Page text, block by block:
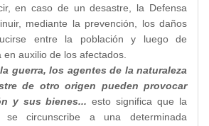
en caso de un desastre, la Defensa
mediante la prevención, los daños
entre la población y luego de
en auxilio de los afectados.
guerra, los agentes de la naturaleza
de otro origen pueden provocar
y sus bienes... esto significa que la
se circunscribe a una determinada